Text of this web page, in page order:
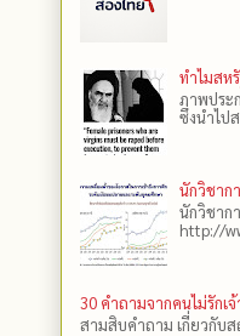
ทำไมสห
ภาพประ
ซึ่งนำไป
นักวิชาก
นักวิชาก
http://
30 คำถามจากคนไม่รักเจ้
สามสิบคำถาม เกี่ยวกับ